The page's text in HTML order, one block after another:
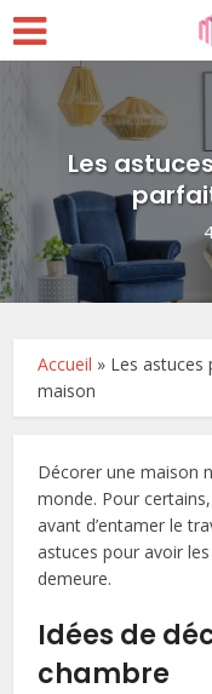
Les
Accueil » Les astuces
maison
Décorer une maison
monde. Pour
avant d’entamer le
astuces pour avoir
demeure.
Idées de
chambre